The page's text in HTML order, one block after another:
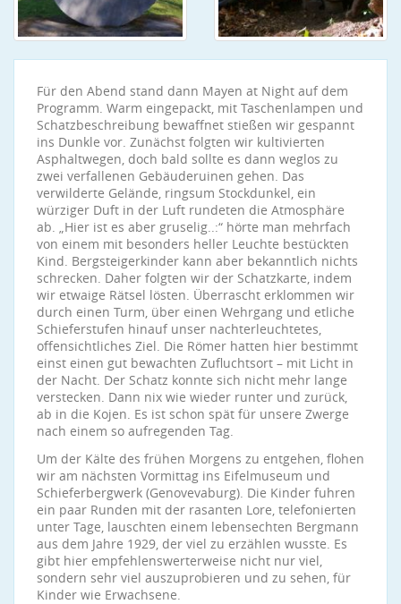
Für den Abend stand dann Mayen at Night auf dem
Programm. Warm eingepackt, mit Taschenlampen und
Schatzbeschreibung bewaffnet stießen wir gespannt
ins Dunkle vor. Zunächst folgten wir kultivierten
Asphaltwegen, doch bald sollte es dann weglos zu
zwei verfallenen Gebäuderuinen gehen. Das
verwilderte Gelände, ringsum Stockdunkel, ein
würziger Duft in der Luft rundeten die Atmosphäre
ab. „Hier ist es aber gruselig..:“ hörte man mehrfach
von einem mit besonders heller Leuchte bestückten
Kind. Bergsteigerkinder kann aber bekanntlich nichts
schrecken. Daher folgten wir der Schatzkarte, indem
wir etwaige Rätsel lösten. Überrascht erklommen wir
durch einen Turm, über einen Wehrgang und etliche
Schieferstufen hinauf unser nachterleuchtetes,
offensichtliches Ziel. Die Römer hatten hier bestimmt
einst einen gut bewachten Zufluchtsort – mit Licht in
der Nacht. Der Schatz konnte sich nicht mehr lange
verstecken. Dann nix wie wieder runter und zurück,
ab in die Kojen. Es ist schon spät für unsere Zwerge
nach einem so aufregenden Tag.
Um der Kälte des frühen Morgens zu entgehen, flohen
wir am nächsten Vormittag ins Eifelmuseum und
Schieferbergwerk (Genovevaburg). Die Kinder fuhren
ein paar Runden mit der rasanten Lore, telefonierten
unter Tage, lauschten einem lebensechten Bergmann
aus dem Jahre 1929, der viel zu erzählen wusste. Es
gibt hier empfehlenswerterweise nicht nur viel,
sondern sehr viel auszuprobieren und zu sehen, für
Kinder wie Erwachsene.